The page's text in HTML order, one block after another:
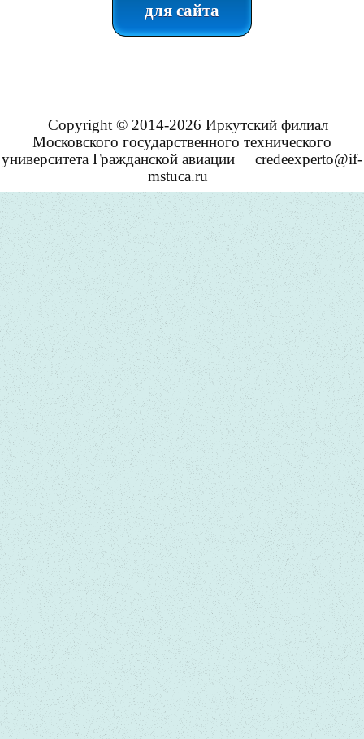
для сайта
Copyright © 2014-2026 Иркутский филиал
Московского государственного технического
университета Гражданской авиации
credeexperto@if-
mstuca.ru